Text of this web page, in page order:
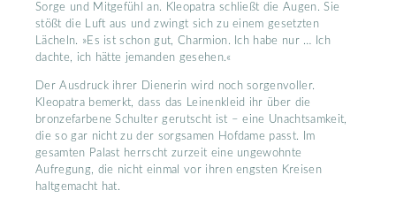
Sorge und Mitgefühl an. Kleopatra schließt die Augen. Sie
stößt die Luft aus und zwingt sich zu einem gesetzten
Lächeln. »Es ist schon gut, Charmion. Ich habe nur … Ich
dachte, ich hätte jemanden gesehen.«
Der Ausdruck ihrer Dienerin wird noch sorgenvoller.
Kleopatra bemerkt, dass das Leinenkleid ihr über die
bronzefarbene Schulter gerutscht ist – eine Unachtsamkeit,
die so gar nicht zu der sorgsamen Hofdame passt. Im
gesamten Palast herrscht zurzeit eine ungewohnte
Aufregung, die nicht einmal vor ihren engsten Kreisen
haltgemacht hat.